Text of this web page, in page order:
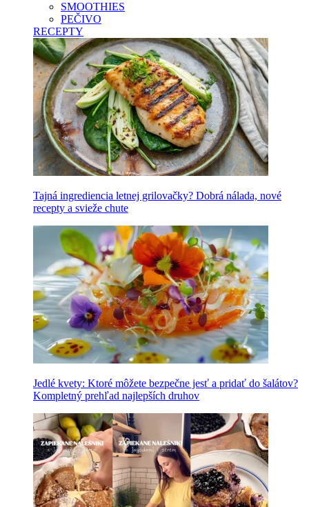
SMOOTHIES
PEČIVO
RECEPTY
Tajná ingrediencia letnej grilovačky? Dobrá nálada, nové
recepty a svieže chute
Jedlé kvety: Ktoré môžete bezpečne jesť a pridať do šalátov?
Kompletný prehľad najlepších druhov